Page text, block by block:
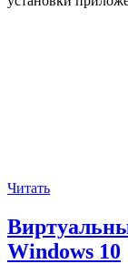
Читать
Windows 10